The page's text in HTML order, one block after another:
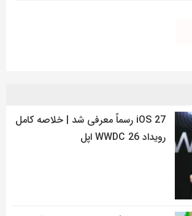
iOS 27 رسماً معرفی شد | خلاصه کامل
رویداد WWDC 26 اپل